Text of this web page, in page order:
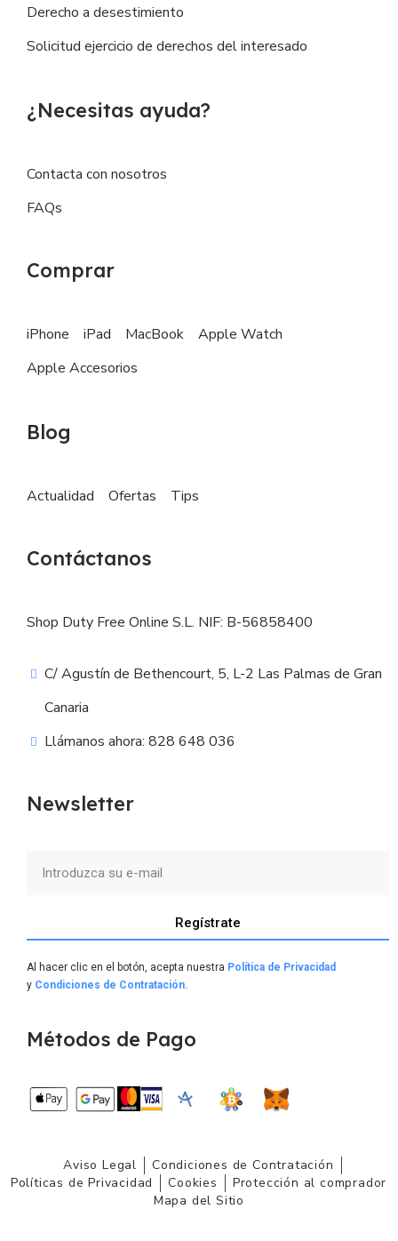
Derecho a desestimiento
Solicitud ejercicio de derechos del interesado
¿Necesitas ayuda?
Contacta con nosotros
FAQs
Comprar
iPhone iPad MacBook
Apple Watch
Apple Accesorios
Blog
Actualidad Ofertas Tips
Contáctanos
Shop Duty Free Online S.L. NIF: B-56858400
C/ Agustín de Bethencourt, 5, L-2 Las Palmas de Gran
Canaria
Llámanos ahora: 828 648 036
Newsletter
Regístrate
Al hacer clic en el botón, acepta nuestra Política de Privacidad
y Condiciones de Contratación.
Métodos de Pago
Aviso Legal
Condiciones de Contratación
Políticas de Privacidad
Cookies
Protección al comprador
Mapa del Sitio